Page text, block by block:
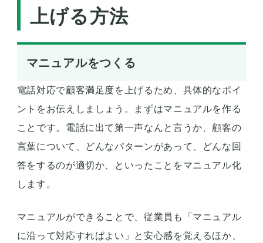
上げる方法
マニュアルをつくる
電話対応で顧客満足度を上げるため、具体的なポイ
ントをお伝えしましょう。まずはマニュアルを作る
ことです。電話に出て第一声なんと言うか、顧客の
言葉について、どんなパターンがあって、どんな回
答をするのが適切か、といったことをマニュアル化
します。
マニュアルができることで、従業員も「マニュアル
に沿って対応すればよい」と安心感を覚えるほか、